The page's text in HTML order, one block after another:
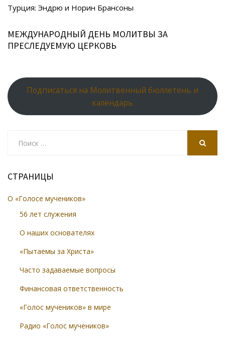
ki
Турция: Эндрю и Норин Брансоны
МЕЖДУНАРОДНЫЙ ДЕНЬ МОЛИТВЫ ЗА
ПРЕСЛЕДУЕМУЮ ЦЕРКОВЬ
Подписаться на Молитвенный бюллетень и
календарь
СТРАНИЦЫ
О «Голосе мучеников»
56 лет служения
О наших основателях
«Пытаемы за Христа»
Часто задаваемые вопросы
Финансовая ответственность
«Голос мучеников» в мире
Радио «Голос мучеников»